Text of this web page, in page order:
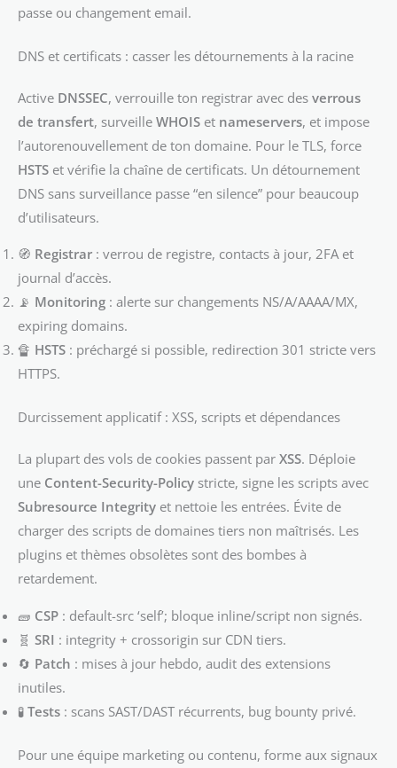
passe ou changement email.
DNS et certificats : casser les détournements à la racine
Active DNSSEC, verrouille ton registrar avec des verrous
de transfert, surveille WHOIS et nameservers, et impose
l’autorenouvellement de ton domaine. Pour le TLS, force
HSTS et vérifie la chaîne de certificats. Un détournement
DNS sans surveillance passe “en silence” pour beaucoup
d’utilisateurs.
🧭 Registrar : verrou de registre, contacts à jour, 2FA et
journal d’accès.
📡 Monitoring : alerte sur changements NS/A/AAAA/MX,
expiring domains.
🔏 HSTS : préchargé si possible, redirection 301 stricte vers
HTTPS.
Durcissement applicatif : XSS, scripts et dépendances
La plupart des vols de cookies passent par XSS. Déploie
une Content-Security-Policy stricte, signe les scripts avec
Subresource Integrity et nettoie les entrées. Évite de
charger des scripts de domaines tiers non maîtrisés. Les
plugins et thèmes obsolètes sont des bombes à
retardement.
🧱 CSP : default-src ‘self’; bloque inline/script non signés.
🧬 SRI : integrity + crossorigin sur CDN tiers.
🔄 Patch : mises à jour hebdo, audit des extensions
inutiles.
🧪 Tests : scans SAST/DAST récurrents, bug bounty privé.
Pour une équipe marketing ou contenu, forme aux signaux